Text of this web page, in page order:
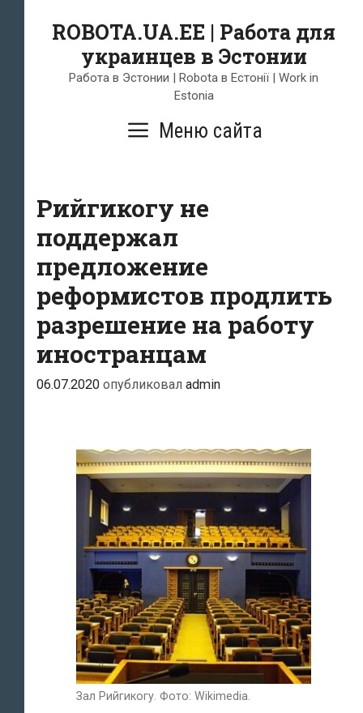
ROBOTA.UA.EE | Работа для
украинцев в Эстонии
Работа в Эстонии | Robota в Естонії | Work in
Estonia
Меню сайта
Рийгикогу не
поддержал
предложение
реформистов продлить
разрешение на работу
иностранцам
06.07.2020 опубликовал admin
Зал Рийгикогу. Фото: Wikimedia.